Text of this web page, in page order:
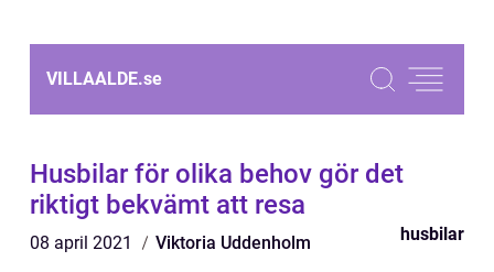
VILLAALDE.se
Husbilar för olika behov gör det
riktigt bekvämt att resa
08 april 2021 Viktoria Uddenholm husbilar